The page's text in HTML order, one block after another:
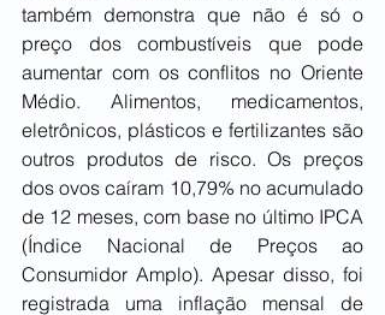
também demonstra que não é só o
preço dos combustíveis que pode
aumentar com os conflitos no Oriente
Médio. Alimentos, medicamentos,
eletrônicos, plásticos e fertilizantes são
outros produtos de risco. Os preços
dos ovos caíram 10,79% no acumulado
de 12 meses, com base no último IPCA
(Índice Nacional de Preços ao
Consumidor Amplo). Apesar disso, foi
registrada uma inflação mensal de